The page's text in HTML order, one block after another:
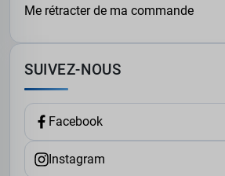
Me rétracter de ma commande
SUIVEZ-NOUS
Facebook
Instagram